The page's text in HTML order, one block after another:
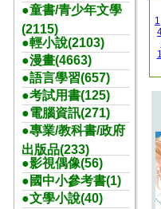
●童書/青少年文學
(2115)
●輕小說(2103)
●漫畫(4663)
●語言學習(657)
●考試用書(125)
●電腦資訊(271)
●專業/教科書/政府
出版品(233)
●影視偶像(56)
●國中小參考書(1)
●文學小說(40)
1